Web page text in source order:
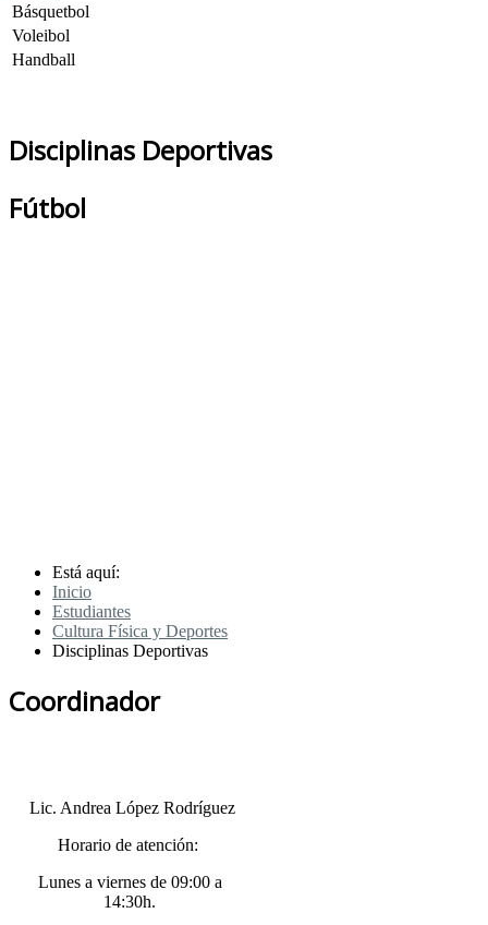
Básquetbol
Voleibol
Handball
Disciplinas Deportivas
Fútbol
Está aquí:
Inicio
Estudiantes
Cultura Física y Deportes
Disciplinas Deportivas
Coordinador
Lic. Andrea López Rodríguez
Horario de atención:
Lunes a viernes de 09:00 a
14:30h.